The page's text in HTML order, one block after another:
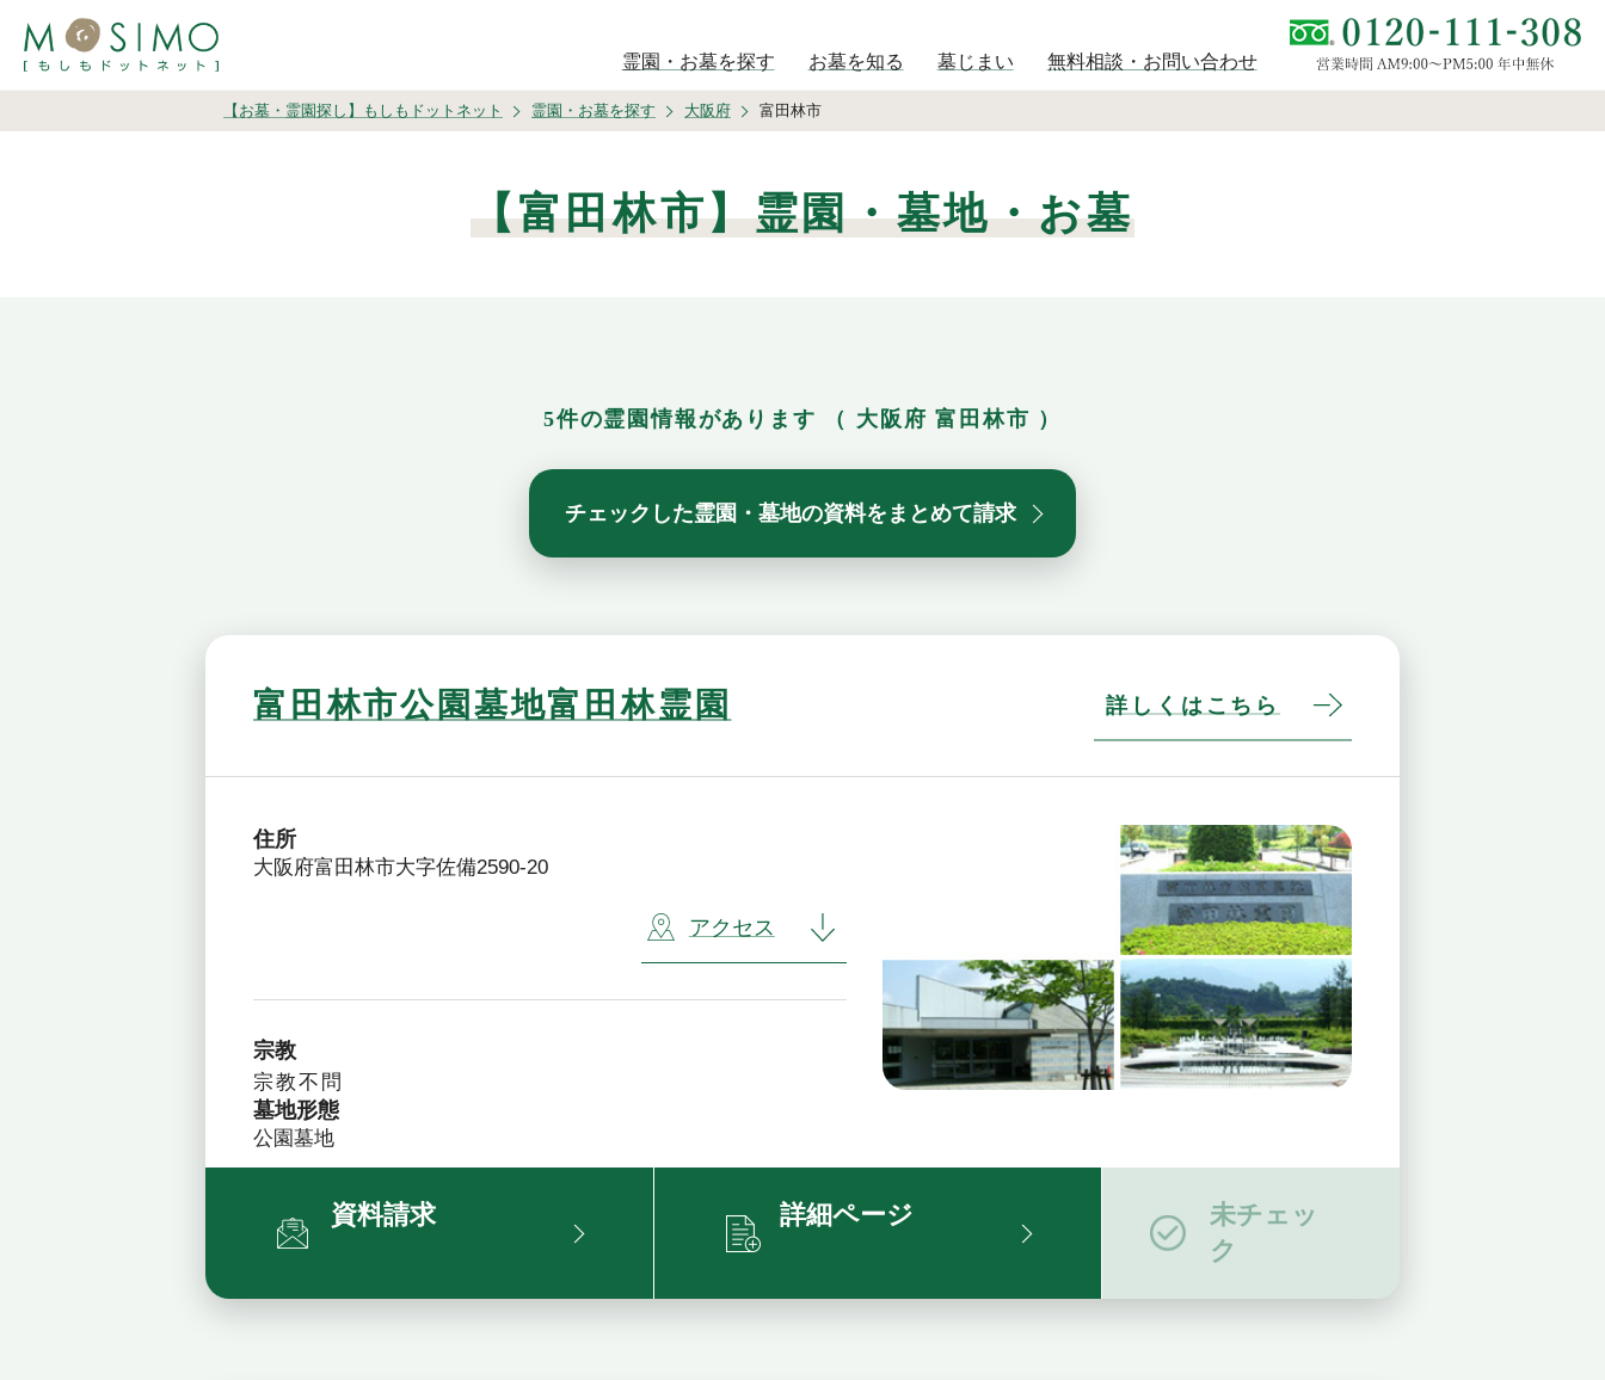
霊園・お墓を探す お墓を知る 墓じまい 無料相談・お問い合わせ
【お墓・霊園探し】もしもドットネット 霊園・お墓を探す 大阪府 富田林市
【富田林市】霊園・墓地・お墓
5件の霊園情報があります （ 大阪府 富田林市 ）
チェックした霊園・墓地の資料をまとめて請求
富田林市公園墓地富田林霊園 詳しくはこちら
住所
大阪府富田林市大字佐備2590-20
アクセス
宗教
宗教不問
墓地形態
公園墓地
資料請求 詳細ページ
未チェッ
ク